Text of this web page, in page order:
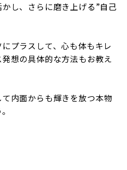
し、さらに磨き上げる”自己
プラスして、心も体もキレ
想の具体的な方法もお教え
内面からも輝きを放つ本物